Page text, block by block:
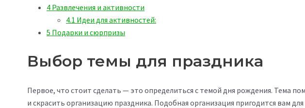
4 Развлечения и активности
4.1 Идеи для активностей:
5 Подарки и сюрпризы
Выбор темы для праздника
Первое, что стоит сделать — это определиться с темой дня рождения. Тема
и скрасить организацию праздника. Подобная организация пригодится вам